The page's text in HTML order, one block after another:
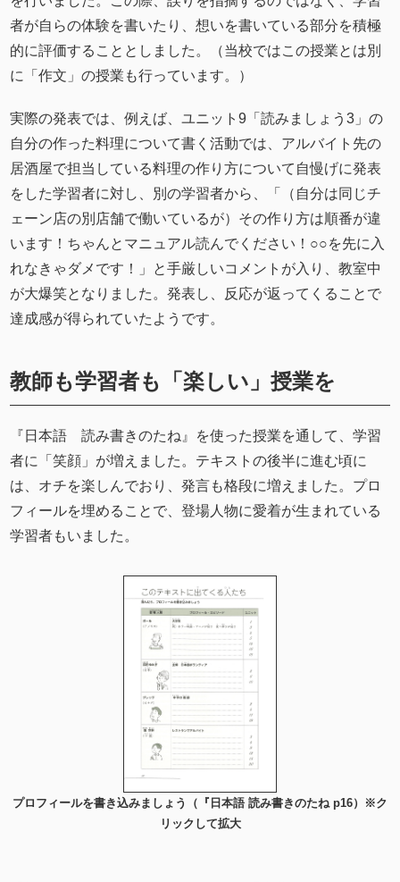
者が自らの体験を書いたり、想いを書いている部分を積極
的に評価することとしました。（当校ではこの授業とは別
に「作文」の授業も行っています。）
実際の発表では、例えば、ユニット9「読みましょう3」の
自分の作った料理について書く活動では、アルバイト先の
居酒屋で担当している料理の作り方について自慢げに発表
をした学習者に対し、別の学習者から、「（自分は同じチ
ェーン店の別店舗で働いているが）その作り方は順番が違
います！ちゃんとマニュアル読んでください！○○を先に入
れなきゃダメです！」と手厳しいコメントが入り、教室中
が大爆笑となりました。発表し、反応が返ってくることで
達成感が得られていたようです。
教師も学習者も「楽しい」授業を
『日本語 読み書きのたね』を使った授業を通して、学習
者に「笑顔」が増えました。テキストの後半に進む頃に
は、オチを楽しんでおり、発言も格段に増えました。プロ
フィールを埋めることで、登場人物に愛着が生まれている
学習者もいました。
プロフィールを書き込みましょう（『日本語 読み書きのたね p16）※ク
リックして拡大